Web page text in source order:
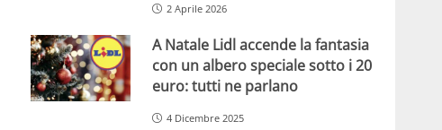
2 Aprile 2026
A Natale Lidl accende la fantasia
con un albero speciale sotto i 20
euro: tutti ne parlano
4 Dicembre 2025